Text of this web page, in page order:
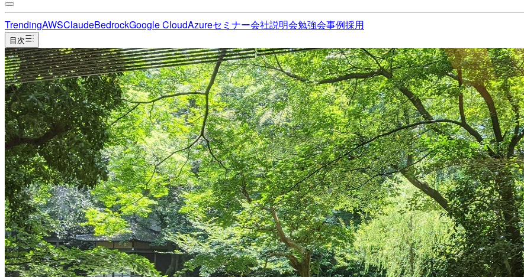
TrendingAWSClaudeBedrockGoogle CloudAzureセミナー会社説明会勉強会事例採用
目次